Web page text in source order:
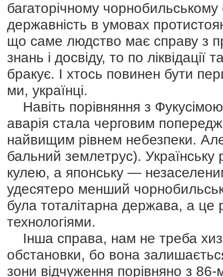
багаторічному
державність в умовах
що саме людство має справу з
знань і досвіду, то по ліквідації
бракує. І хтось повинен бути
ми, українці.
Навіть порівняння з
аварія стала черговим
найвищим рівнем небезпеки.
бальний землетрус). Українську
кулею, а японську —
удесятеро менший
була тоталітарна держава, а це
технологіями.
Інша справа, нам не треба
обстановки, бо вона
зони відчуження порівняно з